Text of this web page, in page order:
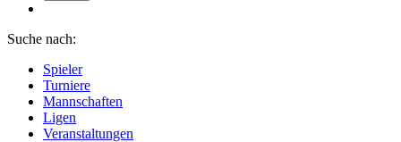
Suche nach:
Spieler
Turniere
Mannschaften
Ligen
Veranstaltungen